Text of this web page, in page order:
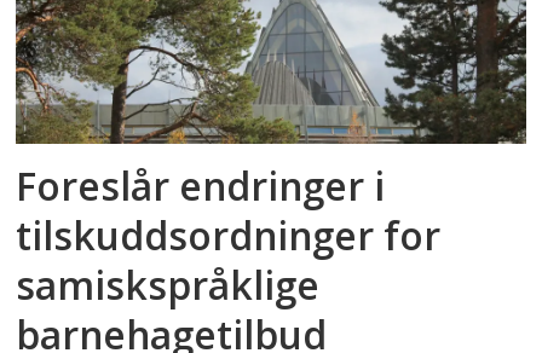
Foreslår endringer i
tilskuddsordninger for
samiskspråklige
barnehagetilbud